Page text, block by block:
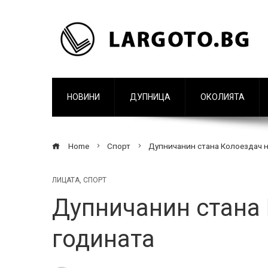
НОВИНИ ДУПНИЦА ОКОЛИЯТА
Home Спорт Дупничанин стана Колоездач
ЛИЦАТА, СПОРТ
Дупничанин
годината